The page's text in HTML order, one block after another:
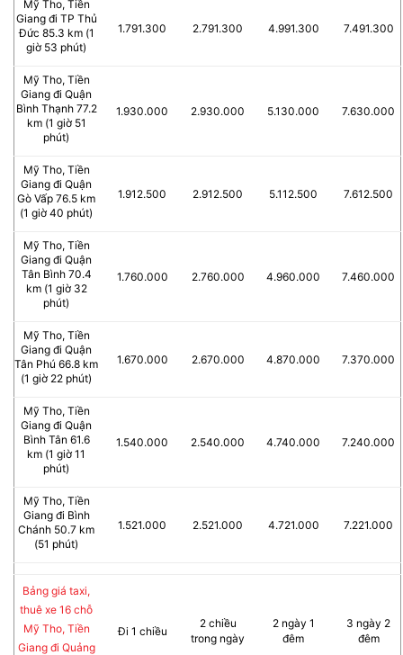
Mỹ Tho, Tiền
Giang đi TP Thủ
Đức 85.3 km (1
giờ 53 phút)
1.791.300 2.791.300 4.991.300 7.491.300
Mỹ Tho, Tiền
Giang đi Quận
Bình Thạnh 77.2
km (1 giờ 51
phút)
1.930.000 2.930.000 5.130.000 7.630.000
Mỹ Tho, Tiền
Giang đi Quận
Gò Vấp 76.5 km
(1 giờ 40 phút)
1.912.500 2.912.500 5.112.500 7.612.500
Mỹ Tho, Tiền
Giang đi Quận
Tân Bình 70.4
km (1 giờ 32
phút)
1.760.000 2.760.000 4.960.000 7.460.000
Mỹ Tho, Tiền
Giang đi Quận
Tân Phú 66.8 km
(1 giờ 22 phút)
1.670.000 2.670.000 4.870.000 7.370.000
Mỹ Tho, Tiền
Giang đi Quận
Bình Tân 61.6
km (1 giờ 11
phút)
1.540.000 2.540.000 4.740.000 7.240.000
Mỹ Tho, Tiền
Giang đi Bình
Chánh 50.7 km
(51 phút)
1.521.000 2.521.000 4.721.000 7.221.000
Bảng giá taxi,
thuê xe 16 chỗ
Mỹ Tho, Tiền
Giang đi Quảng
Đi 1 chiều
2 chiều
trong ngày
2 ngày 1
đêm
3 ngày 2
đêm